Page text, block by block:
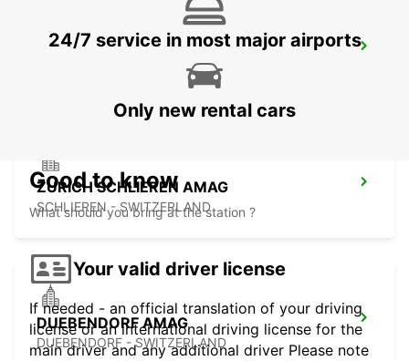
ZURICH NORTH OERLIKON
ZURICH - SWITZERLAND
ZURICH SCHLIEREN AMAG
SCHLIEREN - SWITZERLAND
DUEBENDORF AMAG
DUEBENDORF - SWITZERLAND
24/7 service in most major airports
Only new rental cars
Good to know
What should you bring at the station ?
Your valid driver license
If needed - an official translation of your driving
license or an international driving license for the
main driver and any additional driver Please note